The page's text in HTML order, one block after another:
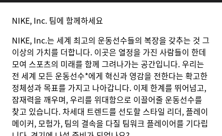
NIKE, Inc. 팀에 함께하세요
NIKE, Inc.는 세계 최고의 운동선수들의 복장을 갖추는 것 그
이상의 가치를 더합니다. 이곳은 열정을 가진 사람들이 한데
모여 스포츠의 미래를 함께 그려나가는 공간입니다. 우리는
전 세계 모든 운동선수*에게 혁신과 영감을 전한다는 확고한
정체성과 목표를 가지고 나아갑니다. 이제 한계를 뛰어넘고,
잠재력을 깨우며, 우리를 위대함으로 이끌어줄 운동선수를
찾고 있습니다. 차세대 트렌드를 선도할 스타일 리더, 플레이
메이커, 모험가, 팀의 결속을 다질 팀워크 플레이어를 기다립